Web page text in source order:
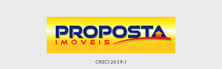
CRECI 2619-J